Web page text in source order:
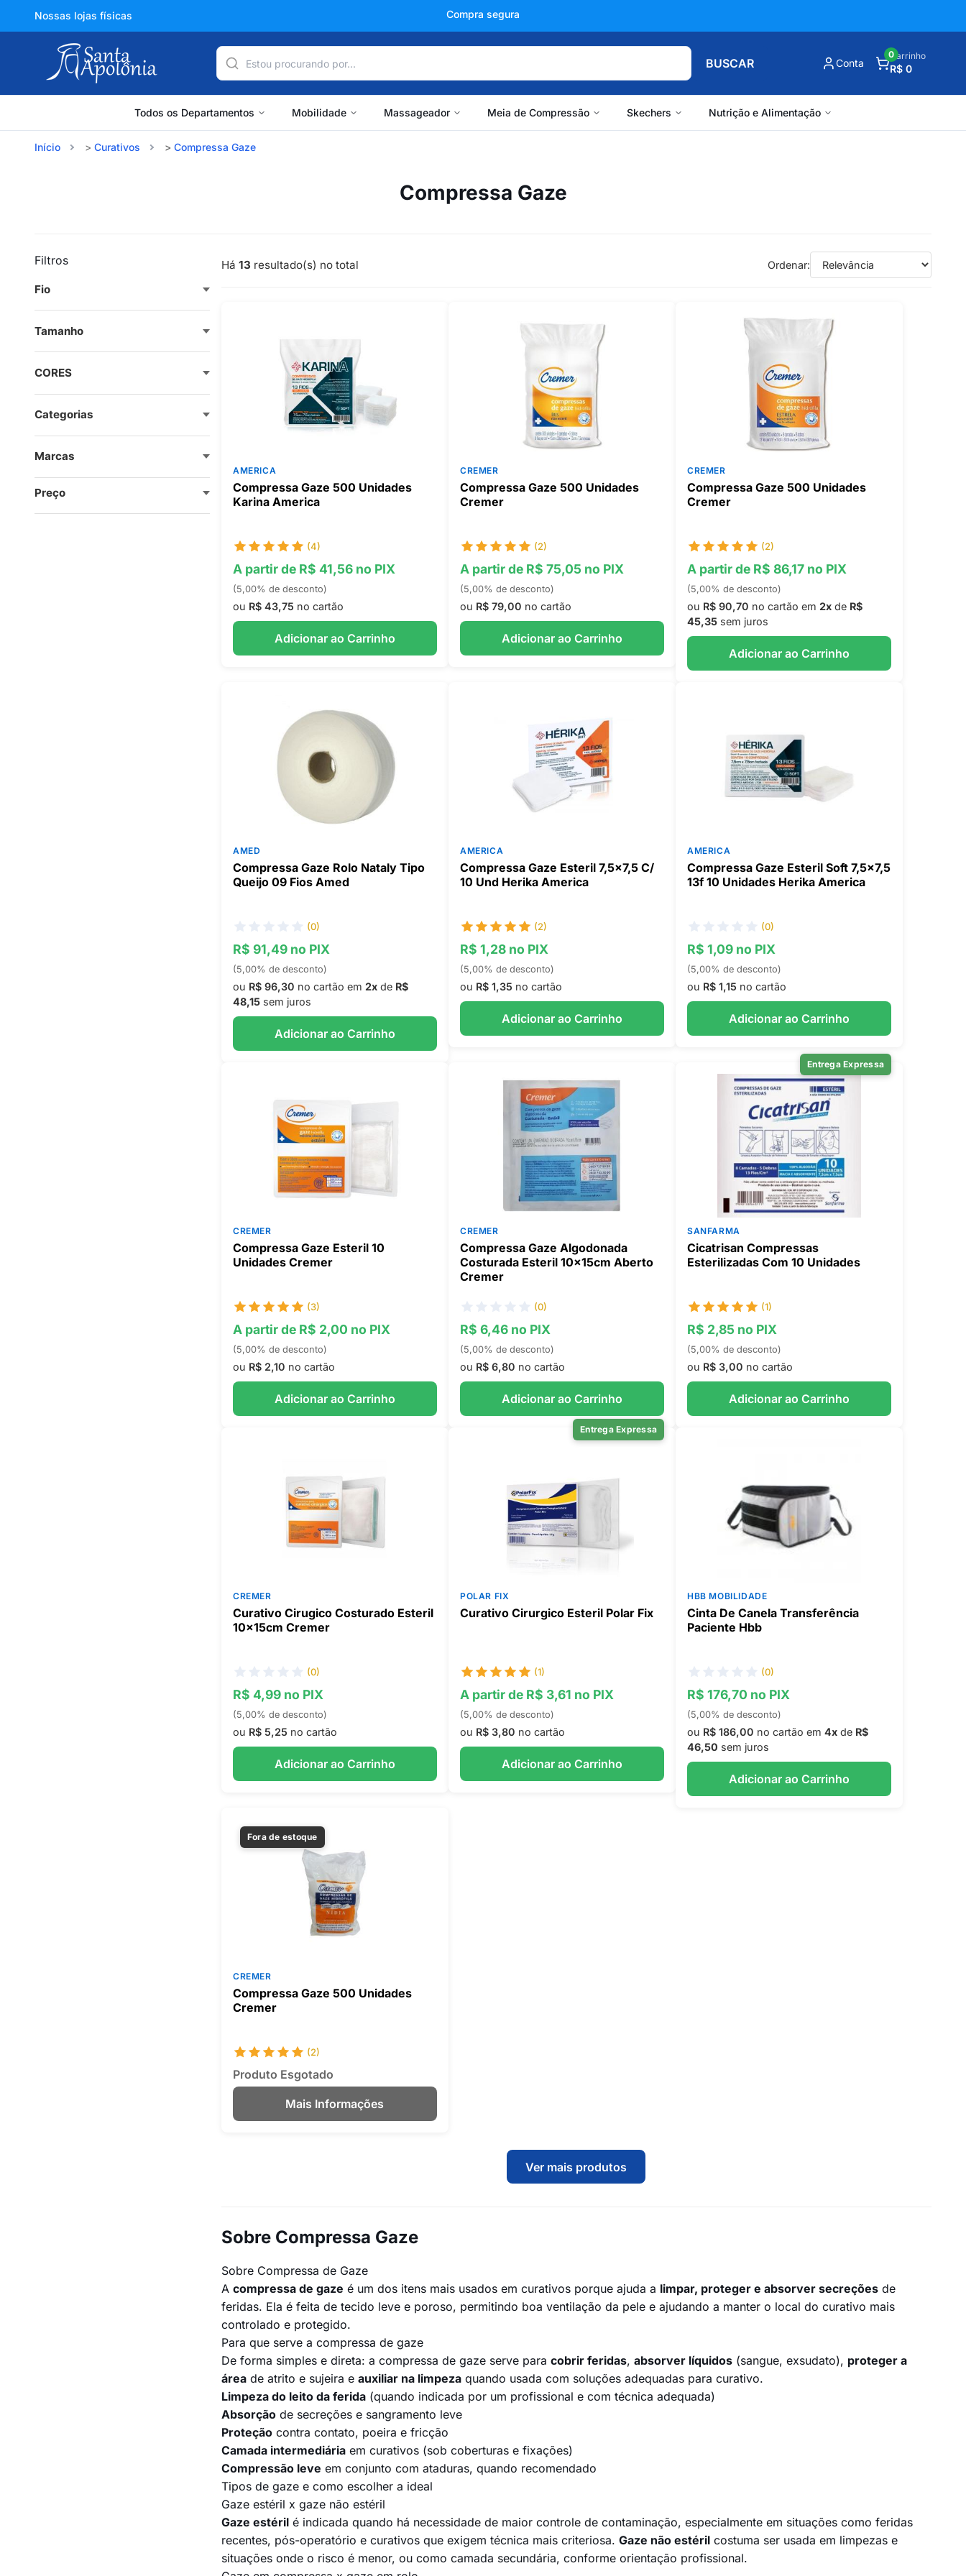
Nossas lojas físicas Compra segura
BUSCAR Conta
Carrinho
R$ 0
0
Todos os Departamentos Mobilidade Massageador Meia de Compressão Skechers Nutrição e Alimentação
Início Curativos Compressa Gaze
Compressa Gaze
Filtros
Preço
CORES
Fio
Tamanho
Categorias
Marcas
Há 13 resultado(s) no total Ordenar:
AMERICA
Compressa Gaze 500 Unidades
Karina America
(4)
A partir de R$ 41,56 no PIX
(5,00% de desconto)
ou R$ 43,75 no cartão
Adicionar ao Carrinho
CREMER
Compressa Gaze 500 Unidades
Cremer
(2)
A partir de R$ 75,05 no PIX
(5,00% de desconto)
ou R$ 79,00 no cartão
Adicionar ao Carrinho
CREMER
Compressa Gaze 500 Unidades
Cremer
(2)
A partir de R$ 86,17 no PIX
(5,00% de desconto)
ou R$ 90,70 no cartão em 2xde R$
45,35sem juros
Adicionar ao Carrinho
AMED
Compressa Gaze Rolo Nataly Tipo
Queijo 09 Fios Amed
(0)
R$ 91,49 no PIX
(5,00% de desconto)
ou R$ 96,30 no cartão em 2xde R$
48,15sem juros
Adicionar ao Carrinho
AMERICA
Compressa Gaze Esteril 7,5x7,5 C/
10 Und Herika America
(2)
R$ 1,28 no PIX
(5,00% de desconto)
ou R$ 1,35 no cartão
Adicionar ao Carrinho
AMERICA
Compressa Gaze Esteril Soft 7,5x7,5
13f 10 Unidades Herika America
(0)
R$ 1,09 no PIX
(5,00% de desconto)
ou R$ 1,15 no cartão
Adicionar ao Carrinho
CREMER
Compressa Gaze Esteril 10
Unidades Cremer
(3)
A partir de R$ 2,00 no PIX
(5,00% de desconto)
ou R$ 2,10 no cartão
Adicionar ao Carrinho
CREMER
Compressa Gaze Algodonada
Costurada Esteril 10x15cm Aberto
Cremer
(0)
R$ 6,46 no PIX
(5,00% de desconto)
ou R$ 6,80 no cartão
Adicionar ao Carrinho
Entrega Expressa
SANFARMA
Cicatrisan Compressas
Esterilizadas Com 10 Unidades
(1)
R$ 2,85 no PIX
(5,00% de desconto)
ou R$ 3,00 no cartão
Adicionar ao Carrinho
CREMER
Curativo Cirugico Costurado Esteril
10x15cm Cremer
(0)
R$ 4,99 no PIX
(5,00% de desconto)
ou R$ 5,25 no cartão
Adicionar ao Carrinho
Entrega Expressa
POLAR FIX
Curativo Cirurgico Esteril Polar Fix
(1)
A partir de R$ 3,61 no PIX
(5,00% de desconto)
ou R$ 3,80 no cartão
Adicionar ao Carrinho
HBB MOBILIDADE
Cinta De Canela Transferência
Paciente Hbb
(0)
R$ 176,70 no PIX
(5,00% de desconto)
ou R$ 186,00 no cartão em 4xde R$
46,50 sem juros
Adicionar ao Carrinho
Fora de estoque
CREMER
Compressa Gaze 500 Unidades
Cremer
(2)
Produto Esgotado
Mais Informações
Ver mais produtos
Sobre Compressa Gaze
Sobre Compressa de Gaze
A compressa de gaze é um dos itens mais usados em curativos porque ajuda a limpar, proteger e absorver secreçõesde
feridas. Ela é feita de tecido leve e poroso, permitindo boa ventilação da pele e ajudando a manter o local do curativo mais
controlado e protegido.
Para que serve a compressa de gaze
De forma simples e direta: a compressa de gaze serve para cobrir feridas, absorver líquidos(sangue, exsudato), proteger a
áreade atrito e sujeira e auxiliar na limpezaquando usada com soluções adequadas para curativo.
Limpeza do leito da ferida(quando indicada por um profissional e com técnica adequada)
Absorçãode secreções e sangramento leve
Proteçãocontra contato, poeira e fricção
Camada intermediáriaem curativos (sob coberturas e fixações)
Compressão leve em conjunto com ataduras, quando recomendado
Tipos de gaze e como escolher a ideal
Gaze estéril x gaze não estéril
Gaze estérilé indicada quando há necessidade de maior controle de contaminação, especialmente em situações como feridas
recentes, pós-operatório e curativos que exigem técnica mais criteriosa. Gaze não estérilcostuma ser usada em limpezas e
situações onde o risco é menor, ou como camada secundária, conforme orientação profissional.